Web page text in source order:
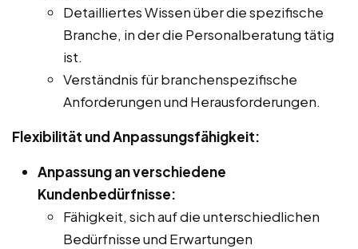
Detailliertes Wissen über die spezifische
Branche, in der die Personalberatung tätig
ist.
Verständnis für branchenspezifische
Anforderungen und Herausforderungen.
Flexibilität und Anpassungsfähigkeit:
Anpassung an verschiedene
Kundenbedürfnisse:
Fähigkeit, sich auf die unterschiedlichen
Bedürfnisse und Erwartungen